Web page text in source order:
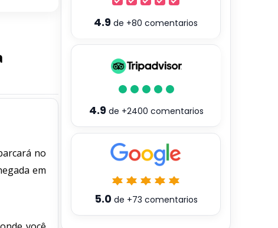
no
em
4.9 de +80 comentarios
4.9de +2400 comentarios
5.0de +73 comentarios